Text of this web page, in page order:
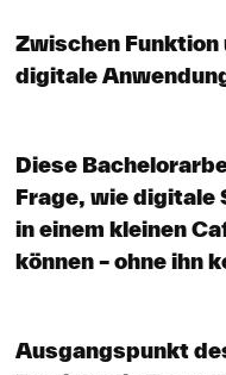
Zwischen Funktion
digitale
Diese
Frage, wie digitale
in einem kleinen
können – ohne ihn
Ausgangspunkt